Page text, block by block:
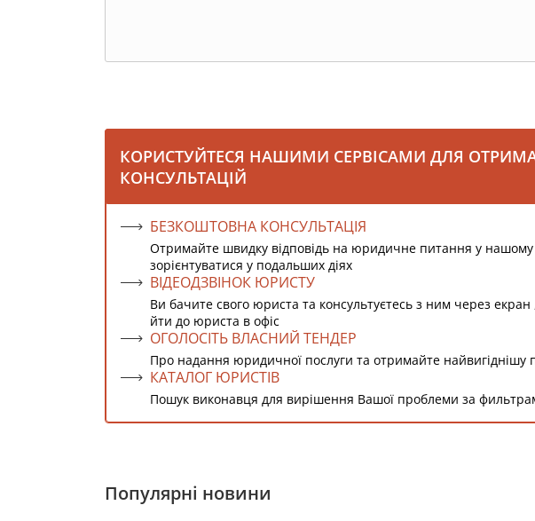
КОРИСТУЙТЕСЯ НАШИМИ СЕРВІСАМИ ДЛЯ
КОНСУЛЬТАЦІЙ
БЕЗКОШТОВНА КОНСУЛЬТАЦІЯ
Отримайте швидку відповідь на юридичне питання у
зорієнтуватися у подальших діях
ВІДЕОДЗВІНОК ЮРИСТУ
Ви бачите свого юриста та консультуєтесь з ним через
йти до юриста в офіс
ОГОЛОСІТЬ ВЛАСНИЙ ТЕНДЕР
Про надання юридичної послуги та отримайте найвигіднішу
КАТАЛОГ ЮРИСТІВ
Пошук виконавця для вирішення Вашої проблеми за
Популярні новини